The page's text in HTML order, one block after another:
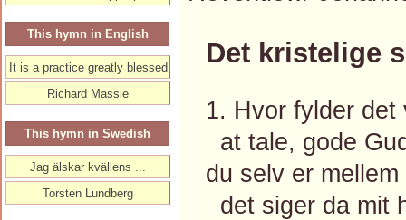
Det kristelige
1. Hvor fylder
at tale, gode
du selv er
det siger da mit
This hymn in English
It is a practice greatly blessed
Richard Massie
This hymn in Swedish
Jag älskar kvällens ...
Torsten Lundberg